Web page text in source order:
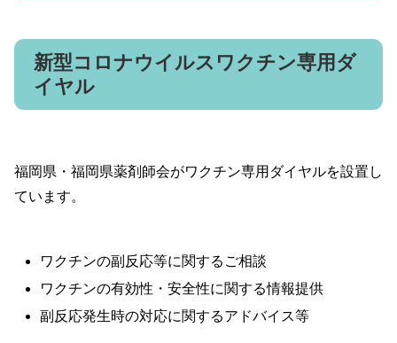
新型コロナウイルスワクチン専用ダ
イヤル
福岡県・福岡県薬剤師会がワクチン専用ダイヤルを設置し
ています。
ワクチンの副反応等に関するご相談
ワクチンの有効性・安全性に関する情報提供
副反応発生時の対応に関するアドバイス等